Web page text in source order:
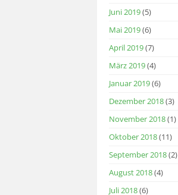
Juni 2019(5)
Mai 2019(6)
April 2019(7)
März 2019(4)
Januar 2019(6)
Dezember 2018(3)
November 2018(1)
Oktober 2018(11)
September 2018(2)
August 2018(4)
Juli 2018(6)